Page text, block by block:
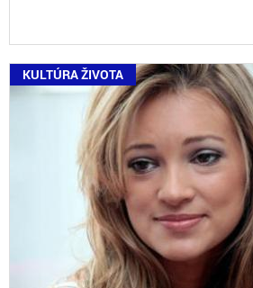
KULTÚRA ŽIVOTA